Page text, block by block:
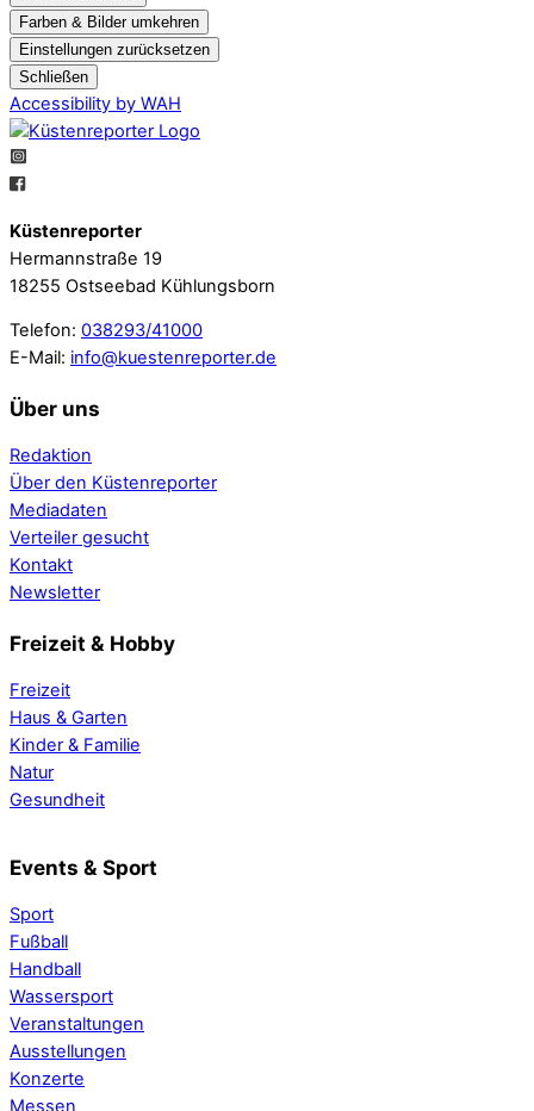
Farben & Bilder umkehren
Einstellungen zurücksetzen
Schließen
Accessibility by WAH
Küstenreporter
Hermannstraße 19
18255 Ostseebad Kühlungsborn
Telefon: 038293/41000
E-Mail: info@kuestenreporter.de
Über uns
Redaktion
Über den Küstenreporter
Mediadaten
Verteiler gesucht
Kontakt
Newsletter
Freizeit & Hobby
Freizeit
Haus & Garten
Kinder & Familie
Natur
Gesundheit
Events & Sport
Sport
Fußball
Handball
Wassersport
Veranstaltungen
Ausstellungen
Konzerte
Messen